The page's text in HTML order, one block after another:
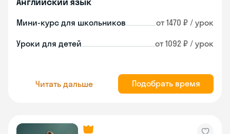
Мини-курс для школьников от 1470 ₽ / урок
Уроки для детей от 1092 ₽ / урок
Читать дальше Подобрать время